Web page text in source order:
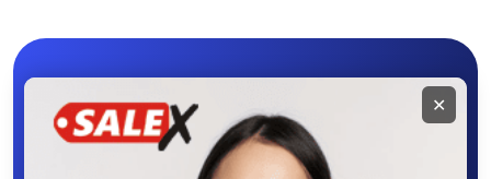
Мобильное
приложение
✕